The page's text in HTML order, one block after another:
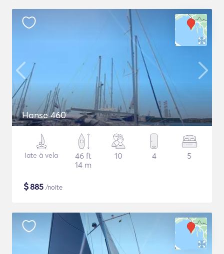
Hanse 460
Iate à vela
46 ft
14 m
10 4 5
$885 /noite